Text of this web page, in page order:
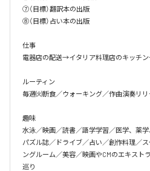
⑦（目標）翻訳本の出版
⑧（目標）占い本の出版
仕事
電器店の配送→イタリア料理店のキッチ
ルーティン
毎週㈫断食／ウォーキング／作曲演奏リリ
趣味
水泳／映画／読書／語学学習／医学、薬
パズル誌／ドライブ／占い／創作料理／
ングルーム／美容／映画やCMのエキス
巡り